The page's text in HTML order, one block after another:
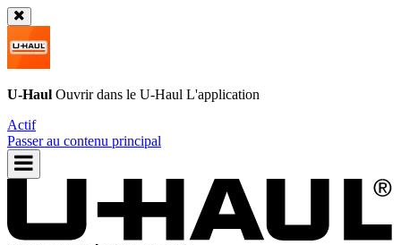
U-Haul Ouvrir dans le U-Haul L'application
Actif
Passer au contenu principal